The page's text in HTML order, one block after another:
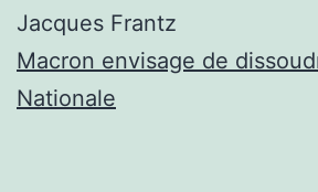
Jacques Frantz
Macron envisage de
Nationale